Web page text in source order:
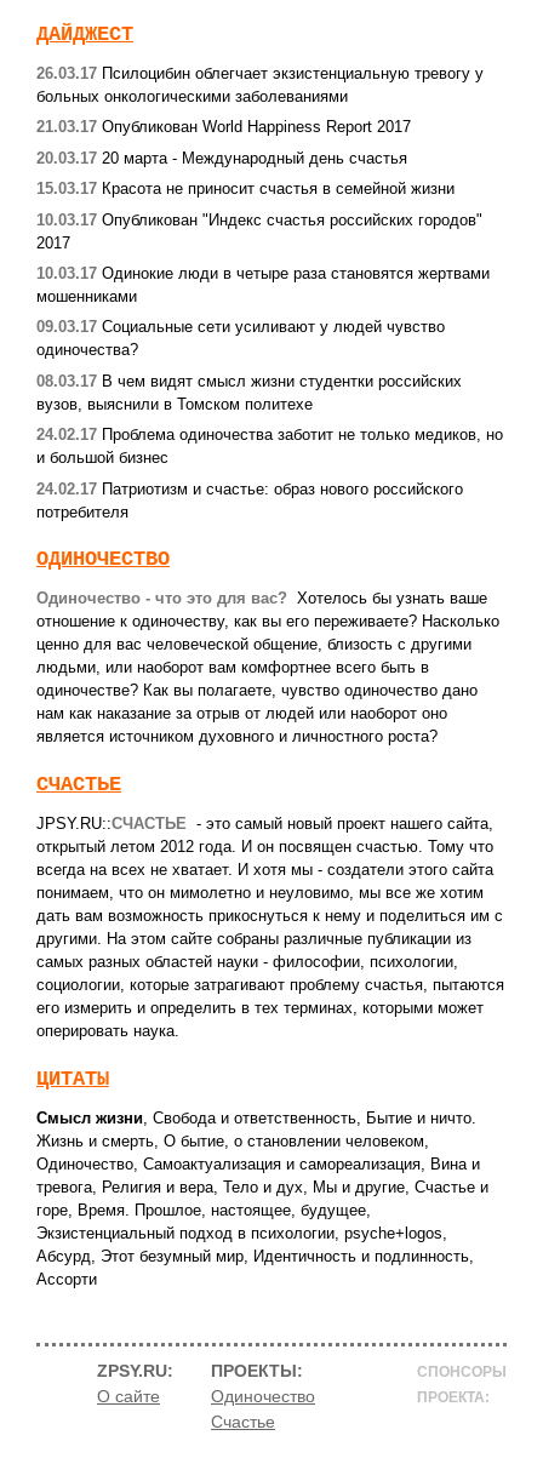
ДАЙДЖЕСТ
26.03.17 Псилоцибин облегчает экзистенциальную тревогу у
больных онкологическими заболеваниями
21.03.17 Опубликован World Happiness Report 2017
20.03.17 20 марта - Международный день счастья
15.03.17 Красота не приносит счастья в семейной жизни
10.03.17 Опубликован "Индекс счастья российских городов"
2017
10.03.17 Одинокие люди в четыре раза становятся жертвами
мошенниками
09.03.17 Социальные сети усиливают у людей чувство
одиночества?
08.03.17 В чем видят смысл жизни студентки российских
вузов, выяснили в Томском политехе
24.02.17 Проблема одиночества заботит не только медиков, но
и большой бизнес
24.02.17 Патриотизм и счастье: образ нового российского
потребителя
ОДИНОЧЕСТВО
Одиночество - что это для вас? Хотелось бы узнать ваше
отношение к одиночеству, как вы его переживаете? Насколько
ценно для вас человеческой общение, близость c другими
людьми, или наоборот вам комфортнее всего быть в
одиночестве? Как вы полагаете, чувство одиночество дано
нам как наказание за отрыв от людей или наоборот оно
является источником духовного и личностного роста?
СЧАСТЬЕ
JPSY.RU::СЧАСТЬЕ - это самый новый проект нашего сайта,
открытый летом 2012 года. И он посвящен счастью. Тому что
всегда на всех не хватает. И хотя мы - создатели этого сайта
понимаем, что он мимолетно и неуловимо, мы все же хотим
дать вам возможность прикоснуться к нему и поделиться им с
другими. На этом сайте собраны различные публикации из
самых разных областей науки - философии, психологии,
социологии, которые затрагивают проблему счастья, пытаются
его измерить и определить в тех терминах, которыми может
оперировать наука.
ЦИТАТЫ
Смысл жизни, Свобода и ответственность, Бытие и ничто.
Жизнь и смерть, О бытие, о становлении человеком,
Одиночество, Самоактуализация и самореализация, Вина и
тревога, Религия и вера, Тело и дух, Мы и другие, Счастье и
горе, Время. Прошлое, настоящее, будущее,
Экзистенциальный подход в психологии, psyche+logos,
Абсурд, Этот безумный мир, Идентичность и подлинность,
Ассорти
ZPSY.RU:
О сайте
ПРОЕКТЫ:
Одиночество
Счастье
СПОНСОРЫ
ПРОЕКТА: